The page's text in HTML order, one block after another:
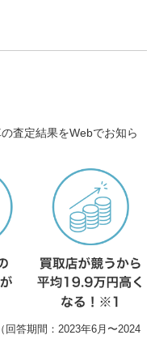
査定結果をWebでお知ら
答期間：2023年6月〜2024